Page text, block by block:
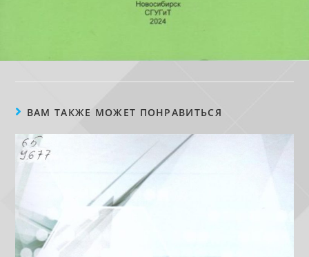
ВАМ ТАКЖЕ МОЖЕТ ПОНРАВИТЬСЯ